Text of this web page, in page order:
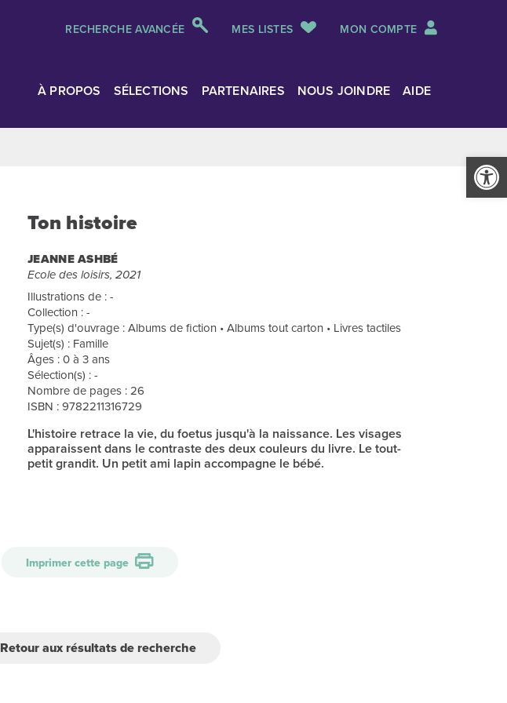
Ouvrir
RECHERCHE AVANCÉE MES LISTES MON COMPTE
À PROPOS SÉLECTIONS PARTENAIRES NOUS JOINDRE AIDE
Ton histoire
JEANNE ASHBÉ
Ecole des loisirs, 2021
Illustrations de : -
Collection : -
Type(s) d'ouvrage : Albums de fiction • Albums tout carton • Livres tactiles
Sujet(s) : Famille
Âges : 0 à 3 ans
Sélection(s) : -
Nombre de pages : 26
ISBN : 9782211316729
L'histoire retrace la vie, du foetus jusqu'à la naissance. Les visages
apparaissent dans le contraste des deux couleurs du livre. Le tout-
petit grandit. Un petit ami lapin accompagne le bébé.
Imprimer cette page
Retour aux résultats de recherche